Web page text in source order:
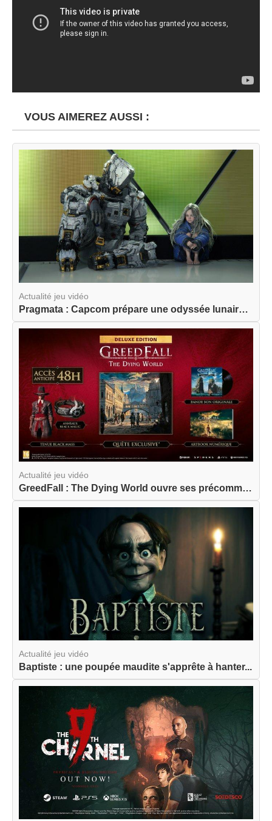
VOUS AIMEREZ AUSSI :
Actualité jeu vidéo
Pragmata : Capcom prépare une odyssée lunaire am...
Actualité jeu vidéo
GreedFall : The Dying World ouvre ses précommand...
Actualité jeu vidéo
Baptiste : une poupée maudite s'apprête à hanter...